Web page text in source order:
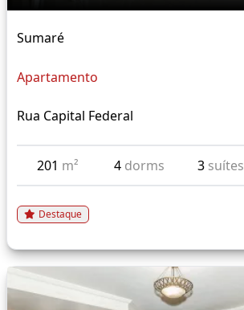
Sumaré
Apartamento
Rua Capital Federal
201 m² 4 dorms 3 suítes
Destaque